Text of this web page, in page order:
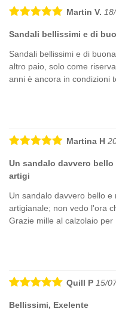
Martin V.
Sandali bellissimi e di
Sandali bellissimi e di
altro paio, solo come
anni è ancora in condizioni
Martina H
Un sandalo davvero
artigi
Un sandalo davvero bello
artigianale; non vedo l'ora
Grazie mille al calzolaio per
Quill P 15/
Bellissimi, Exelente